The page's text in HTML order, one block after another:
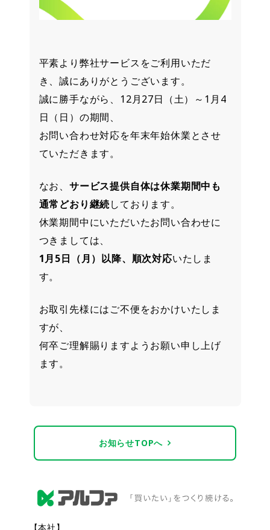
平素より弊社サービスをご利用いただ
き、誠にありがとうございます。
誠に勝手ながら、12月27日（土）～1月4
日（日）の期間、
お問い合わせ対応を年末年始休業とさせ
ていただきます。
なお、 サービス提供自体は休業期間中も
通常どおり継続しております。
休業期間中にいただいたお問い合わせに
つきましては、
1月5日（月）以降、順次対応いたしま
す。
お取引先様にはご不便をおかけいたしま
すが、
何卒ご理解賜りますようお願い申し上げ
ます。
お知らせTOPへ
【本社】